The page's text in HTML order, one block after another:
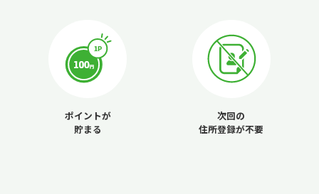
ポイントが
貯まる
次回の
住所登録が不要